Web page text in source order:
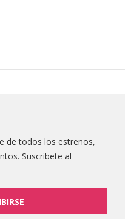
de todos los estrenos,
Suscribete al